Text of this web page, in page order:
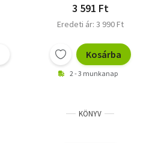
3 591 Ft
Eredeti ár: 3 990 Ft
Kosárba
2 - 3 munkanap
KÖNYV